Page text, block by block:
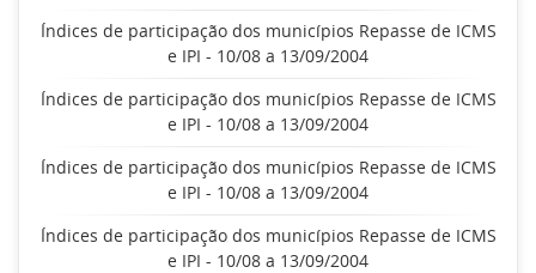
Índices de participação dos municípios Repasse de ICMS
e IPI - 10/08 a 13/09/2004
Índices de participação dos municípios Repasse de ICMS
e IPI - 10/08 a 13/09/2004
Índices de participação dos municípios Repasse de ICMS
e IPI - 10/08 a 13/09/2004
Índices de participação dos municípios Repasse de ICMS
e IPI - 10/08 a 13/09/2004